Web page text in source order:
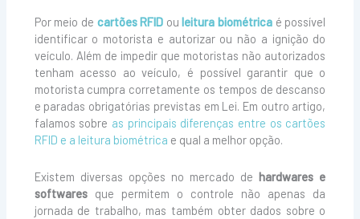
Por meio de cartões RFID ouleitura biométrica é possível
identificar o motorista e autorizar ou não a ignição do
veículo. Além de impedir que motoristas não autorizados
tenham acesso ao veículo, é possível garantir que o
motorista cumpra corretamente os tempos de descanso
e paradas obrigatórias previstas em Lei. Em outro artigo,
falamos sobre as principais diferenças entre os cartões
RFID e a leitura biométrica e qual a melhor opção.
Existem diversas opções no mercado dehardwares e
softwaresque permitem o controle não apenas da
jornada de trabalho, mas também obter dados sobre o